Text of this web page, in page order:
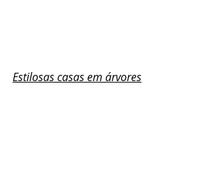
Estilosas casas em árvores